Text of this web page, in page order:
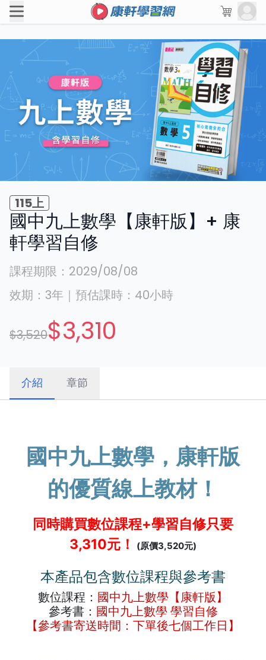
115上
國中九上數學【康軒版】+ 康
軒學習自修
課程期限： 2029/08/08
效期： 3年 ｜ 預估課時： 40小時
$3,520$3,310
介紹 章節
國中九上數學，康軒版
的優質線上教材！
同時購買數位課程+學習自修只要
3,310元！
(原價3,520元)
本產品包含數位課程與參考書
數位課程： 國中九上數學【康軒版】
參考書： 國中九上數學 學習自修
【參考書寄送時間：下單後七個工作日】